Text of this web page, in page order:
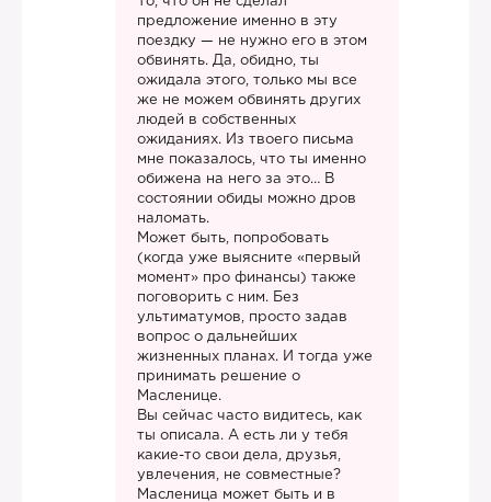
предложение именно в эту
поездку — не нужно его в этом
обвинять. Да, обидно, ты
ожидала этого, только мы все
же не можем обвинять других
людей в собственных
ожиданиях. Из твоего письма
мне показалось, что ты именно
обижена на него за это… В
состоянии обиды можно дров
наломать.
Может быть, попробовать
(когда уже выясните «первый
момент» про финансы) также
поговорить с ним. Без
ультиматумов, просто задав
вопрос о дальнейших
жизненных планах. И тогда уже
принимать решение о
Масленице.
Вы сейчас часто видитесь, как
ты описала. А есть ли у тебя
какие-то свои дела, друзья,
увлечения, не совместные?
Масленица может быть и в